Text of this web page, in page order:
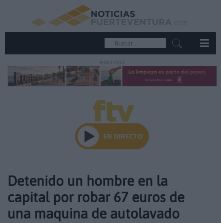
PUBLICIDAD
Detenido un hombre en la
capital por robar 67 euros de
una maquina de autolavado